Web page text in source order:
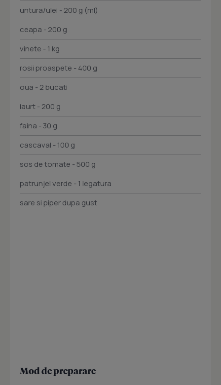
untura/ulei - 200 g (ml)
ceapa - 200 g
vinete - 1 kg
rosii proaspete - 400 g
oua - 2 bucati
iaurt - 200 g
faina - 30 g
cascaval - 100 g
sos de tomate - 500 g
patrunjel verde - 1 legatura
sare si piper dupa gust
Mod de preparare